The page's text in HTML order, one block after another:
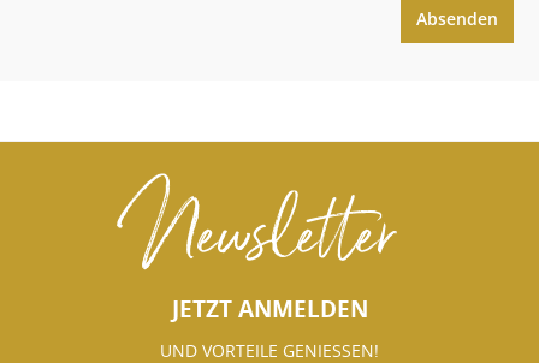
Absenden
Newsletter
JETZT ANMELDEN
UND VORTEILE GENIESSEN!